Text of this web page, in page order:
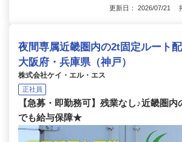
更新日： 2026/07/21
夜間専属近畿圏内の2t固定ルート
大阪府・兵庫県（神戸）
株式会社ケイ・エル・エス
正社員
【急募・即勤務可】残業なし♪近畿圏内
でも給与保障★